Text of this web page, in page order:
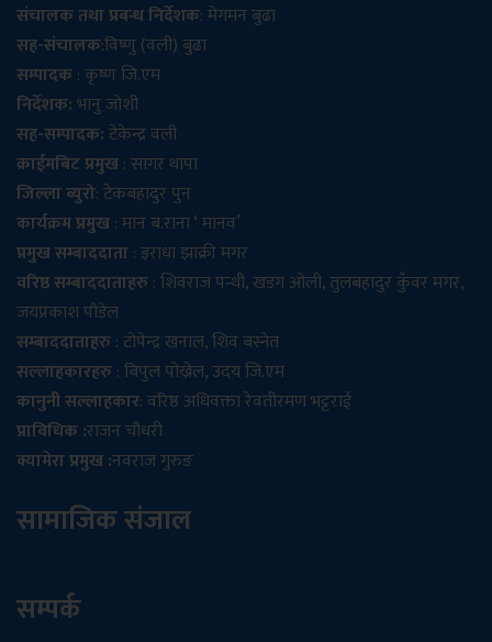
संचालक तथा प्रबन्ध निर्देशक: मेगमन बुढा
सह-संचालक:विष्णु (वली) बुढा
सम्पादक: कृष्ण जि.एम
निर्देशक:भानु जोशी
सह-सम्पादक:टेकेन्द्र वली
क्राईमबिट प्रमुख: सागर थापा
जिल्ला ब्युरो: टेकबहादुर पुन
कार्यक्रम प्रमुख: मान ब.राना ‘ मानव’
प्रमुख सम्बाददाता: इराधा झाक्री मगर
वरिष्ठ सम्बाददाताहरु: शिवराज पन्थी, खडग ओली, तुलबहादुर कुँवर मगर,
जयप्रकाश पौडेल
सम्बाददाताहरु: टोपेन्द्र खनाल, शिव बस्नेत
सल्लाहकारहरु: बिपुल पोख्रेल, उदय जि.एम
कानुनी सल्लाहकार: वरिष्ठ अधिवक्ता रेवतीरमण भट्टराई
प्राविधिक :राजन चौधरी
क्यामेरा प्रमुख :नवराज गुरुङ
सामाजिक संजाल
सम्पर्क